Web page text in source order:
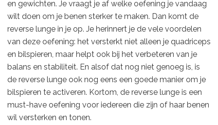
en gewichten. Je vraagt je af welke oefening je vandaag
wilt doen om je benen sterker te maken. Dan komt de
reverse lunge in je op. Je herinnert je de vele voordelen
van deze oefening: het versterkt niet alleen je quadriceps
en bilspieren, maar helpt ook bij het verbeteren van je
balans en stabiliteit. En alsof dat nog niet genoeg is, is
de reverse lunge ook nog eens een goede manier om je
bilspieren te activeren. Kortom, de reverse lunge is een
must-have oefening voor iedereen die zijn of haar benen
wil versterken en tonen.